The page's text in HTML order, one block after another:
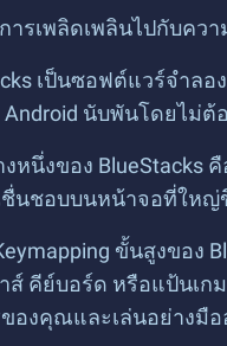
รเพลิดเพลินไปกับคว
เป็นซอฟต์แวร์จำล
Android นับพันโดยไม่
หนึ่งของ BlueStacks
นชอบบนหน้าจอที่ใหญ่
ขั้นสูงขอ
ส์ คีย์บอร์ด หรือแป้นเ
องคุณและเล่นอย่างมื